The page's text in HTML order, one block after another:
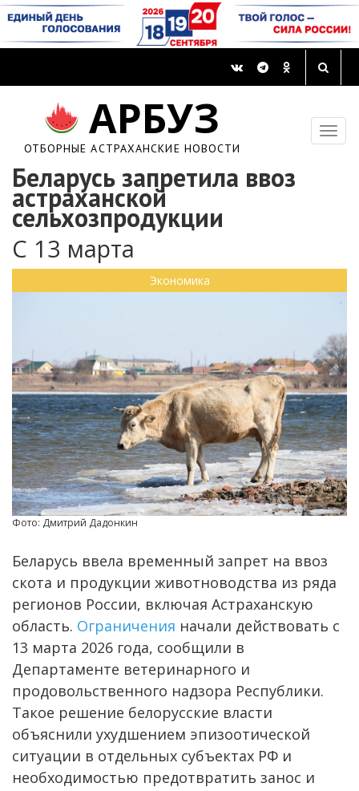
АРБУЗ
ОТБОРНЫЕ АСТРАХАНСКИЕ НОВОСТИ
Беларусь запретила ввоз
астраханской
сельхозпродукции
С 13 марта
Экономика
Фото: Дмитрий Дадонкин
Беларусь ввела временный запрет на ввоз
скота и продукции животноводства из ряда
регионов России, включая Астраханскую
область. Ограничения начали действовать с
13 марта 2026 года, сообщили в
Департаменте ветеринарного и
продовольственного надзора Республики.
Такое решение белорусские власти
объяснили ухудшением эпизоотической
ситуации в отдельных субъектах РФ и
необходимостью предотвратить занос и